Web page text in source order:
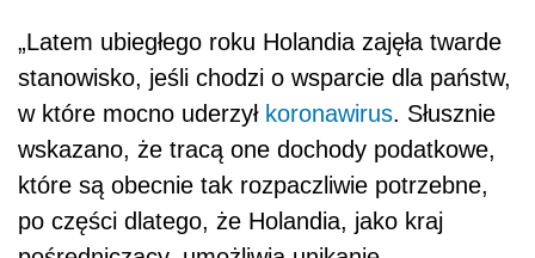
„Latem ubiegłego roku Holandia zajęła twarde
stanowisko, jeśli chodzi o wsparcie dla państw,
w które mocno uderzył koronawirus. Słusznie
wskazano, że tracą one dochody podatkowe,
które są obecnie tak rozpaczliwie potrzebne,
po części dlatego, że Holandia, jako kraj